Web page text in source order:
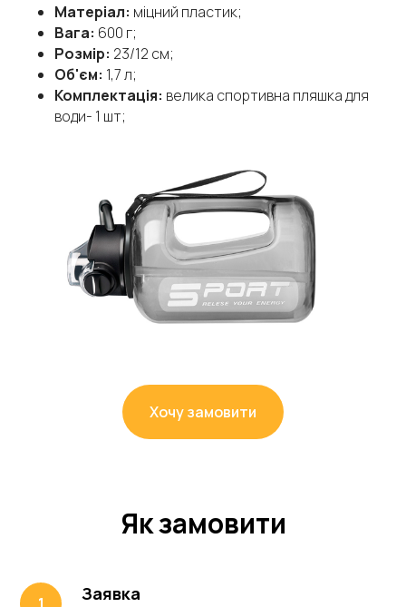
Матеріал: міцний пластик;
Вага: 600 г;
Розмір: 23/12 см;
Об'єм: 1,7 л;
Комплектація: велика спортивна пляшка для
води- 1 шт;
Хочу замовити
Як замовити
Заявка